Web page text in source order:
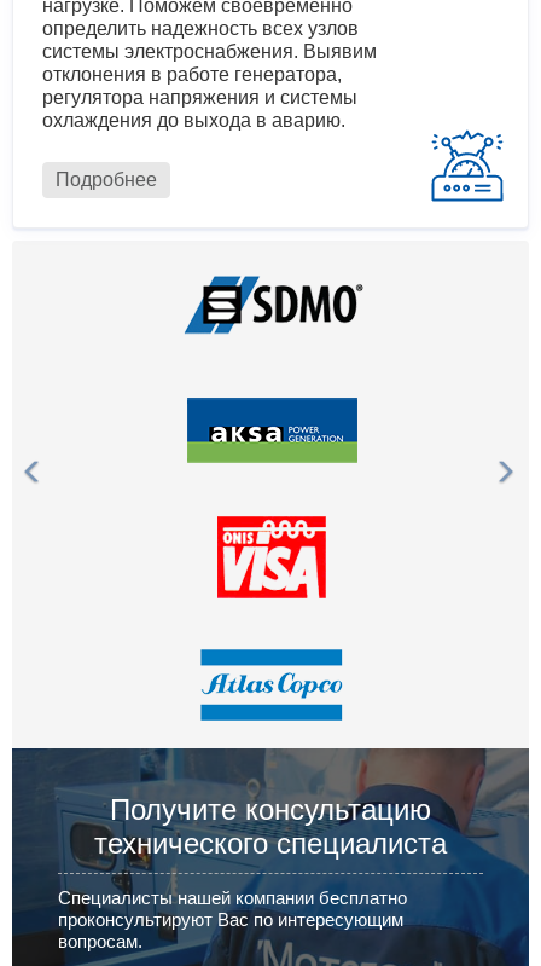
нагрузке. Поможем своевременно
определить надежность всех узлов
системы электроснабжения. Выявим
отклонения в работе генератора,
регулятора напряжения и системы
охлаждения до выхода в аварию.
Подробнее
Получите консультацию
технического специалиста
Специалисты нашей компании бесплатно
проконсультируют Вас по интересующим
вопросам.